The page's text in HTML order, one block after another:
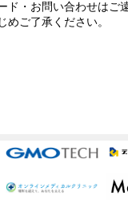
ド・お問い合わせはご
めご了承ください。